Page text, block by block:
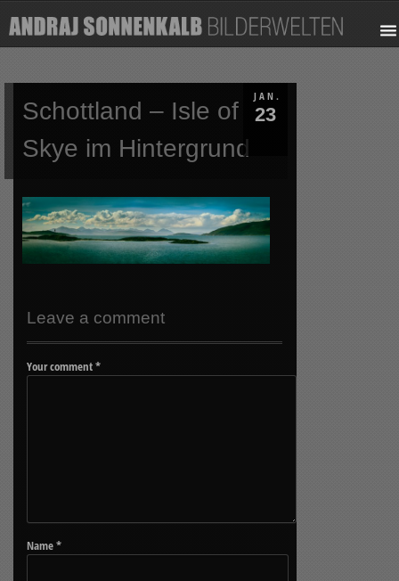
JAN.
23
Schottland – Isle of
Skye im Hintergrund
Leave a comment
Your comment*
Name*